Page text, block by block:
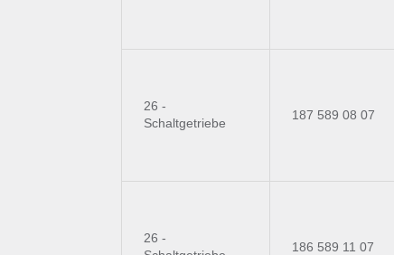
26 -
Schaltgetriebe
187 589 08 07
26 -
186 589 11 07